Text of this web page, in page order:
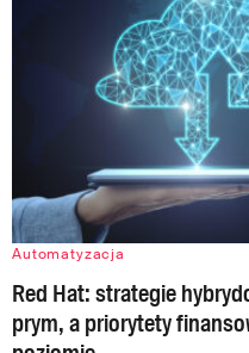
Automatyzacja
Red Hat: strategie
prym, a priorytety